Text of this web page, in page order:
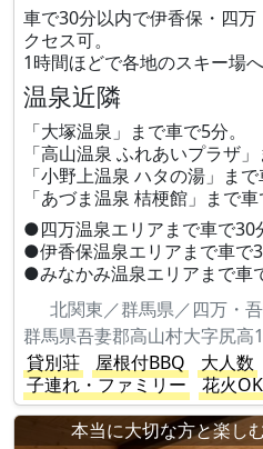
車で30分以内で伊香保・四
クセス可。
1時間ほどで各地のスキー場
温泉近隣
「大塚温泉」まで車で5分。
「高山温泉 ふれあいプラザ」
「小野上温泉 ハタの湯」まで
「あづま温泉 桔梗館」まで車
●四万温泉エリアまで車で30
●伊香保温泉エリアまで車で
●みなかみ温泉エリアまで車
北関東／群馬県／四万・
群馬県吾妻郡高山村大字尻高
貸別荘
屋根付BBQ 大人数
子連れ・ファミリー
花火OK
本当に大切な方と楽し